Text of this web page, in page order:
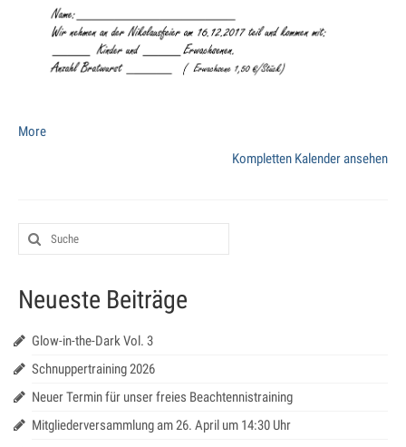
Senioren Cup
Saar-Lor-Lux Casino Cup
Kontakt
Moreabout
Kompletten Kalender ansehen
Neueste Beiträge
Glow-in-the-Dark Vol. 3
Schnuppertraining 2026
Neuer Termin für unser freies Beachtennistraining
Mitgliederversammlung am 26. April um 14:30 Uhr